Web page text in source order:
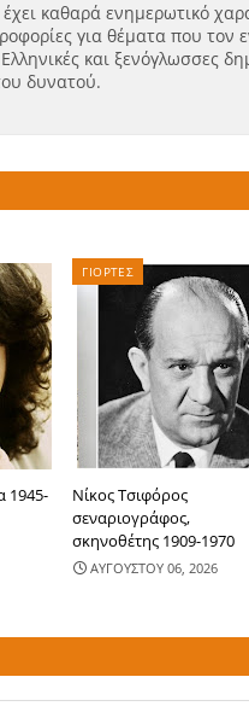
καθαρά ενημερωτικό
για θέματα που τον
και ξενόγλωσσες
δυνατού.
1945-
ΓΙΟΡΤΕΣ
Νίκος Τσιφόρος
σεναριογράφος,
σκηνοθέτης 1909-1970
ΑΥΓΟΥΣΤΟΥ 06, 2026